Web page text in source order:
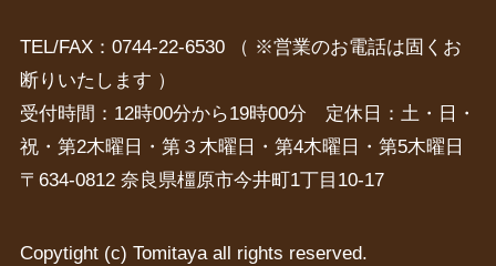
TEL/FAX：0744-22-6530 （ ※営業のお電話は固くお
断りいたします ）
受付時間：12時00分から19時00分 定休日：土・日・
祝・第2木曜日・第３木曜日・第4木曜日・第5木曜日
〒634-0812 奈良県橿原市今井町1丁目10-17
Copytight (c) Tomitaya all rights reserved.